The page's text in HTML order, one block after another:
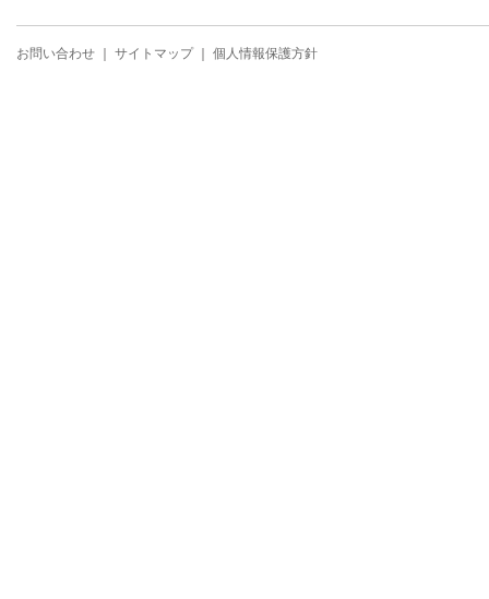
お問い合わせ サイトマップ｜ 個人情報保護方針